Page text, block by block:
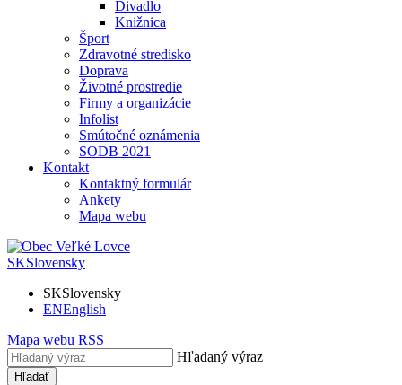
Divadlo
Knižnica
Šport
Zdravotné stredisko
Doprava
Životné prostredie
Firmy a organizácie
Infolist
Smútočné oznámenia
SODB 2021
Kontakt
Kontaktný formulár
Ankety
Mapa webu
SKSlovensky
SKSlovensky
ENEnglish
Mapa webu RSS
Hľadaný výraz
Hľadať